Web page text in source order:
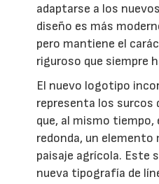
adaptarse a los
diseño es más
pero mantiene el
riguroso que siempre
El nuevo logotipo
representa los surcos
que, al mismo tiempo,
redonda, un
paisaje agrícola. Este
nueva tipografía de